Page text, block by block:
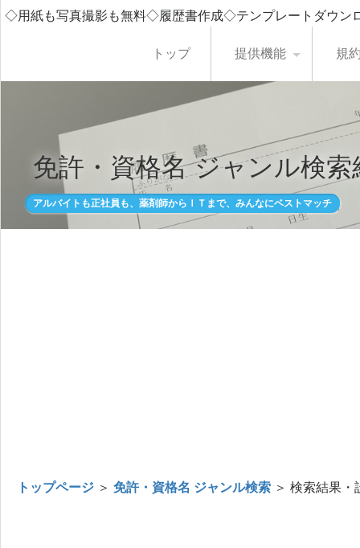
◇用紙も写真撮影も無料◇履歴書作成◇テンプレートダウ
トップ 提供機能 規
免許・資格名 ジャンル検索
アルバイトも正社員も、薬剤師からＩＴまで、みんなにベストマッチ
トップページ ＞ 免許・資格名 ジャンル検索 ＞ 検索結果・